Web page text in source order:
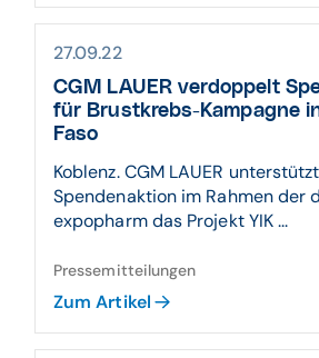
27.09.22
CGM LAUER verdoppelt
für Brustkrebs-Kampagne
Faso
Koblenz. CGM LAUER
Spendenaktion im Rahmen der
expopharm das Projekt YIK ...
Pressemitteilungen
Zum Artikel